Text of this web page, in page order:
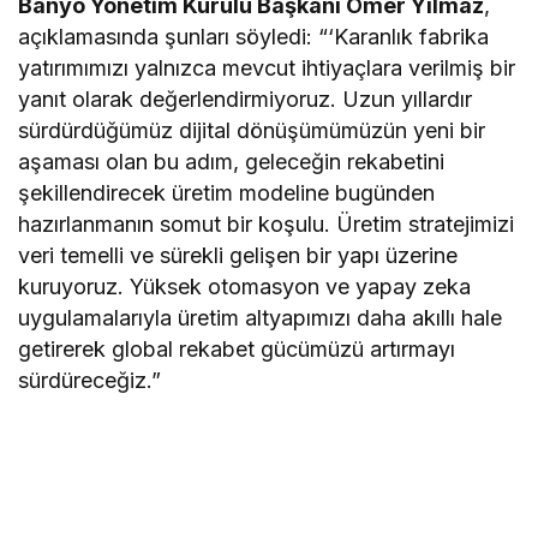
Banyo Yönetim Kurulu Başkanı Ömer Yılmaz,
açıklamasında şunları söyledi: “‘Karanlık fabrika
yatırımımızı yalnızca mevcut ihtiyaçlara verilmiş bir
yanıt olarak değerlendirmiyoruz. Uzun yıllardır
sürdürdüğümüz dijital dönüşümümüzün yeni bir
aşaması olan bu adım, geleceğin rekabetini
şekillendirecek üretim modeline bugünden
hazırlanmanın somut bir koşulu. Üretim stratejimizi
veri temelli ve sürekli gelişen bir yapı üzerine
kuruyoruz. Yüksek otomasyon ve yapay zeka
uygulamalarıyla üretim altyapımızı daha akıllı hale
getirerek global rekabet gücümüzü artırmayı
sürdüreceğiz.”